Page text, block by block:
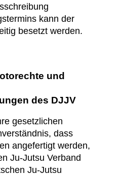
kann der
besetzt werden.
und
des DJJV
gesetzlichen
dass
angefertigt werden,
Ju-Jutsu Verband
Ju-Jutsu